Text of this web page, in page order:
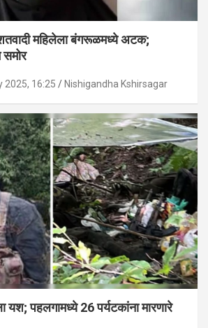
महिलेला बंगरूळमध्ये अटक;
2025, 16:25 Nishigandha Kshirsagar
यश; पहलगामध्ये 26 पर्यटकांना मारणारे